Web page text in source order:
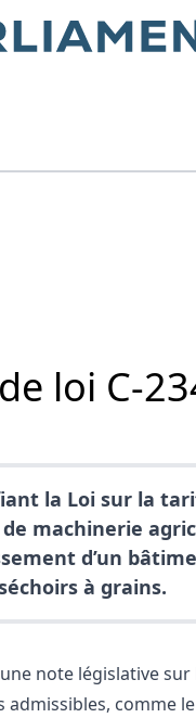
loi C-
la Loi sur la
machinerie
d’un
à grains.
note législative
comme